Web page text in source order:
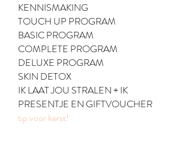
KENNISMAKING
TOUCH UP PROGRAM
BASIC PROGRAM
COMPLETE PROGRAM
DELUXE PROGRAM
SKIN DETOX
IK LAAT JOU STRALEN + IK
PRESENTJE EN GIFTVOUCHER
tip voor kerst!